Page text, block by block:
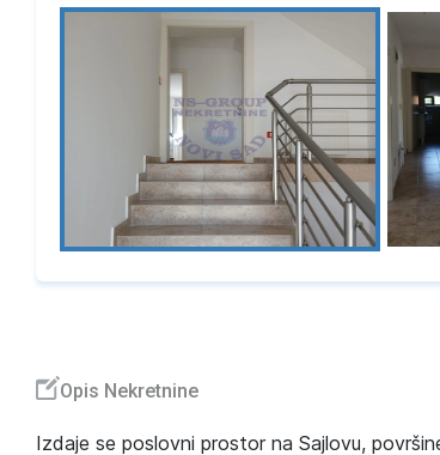
Opis Nekretnine
Izdaje se poslovni prostor na Sajlovu,